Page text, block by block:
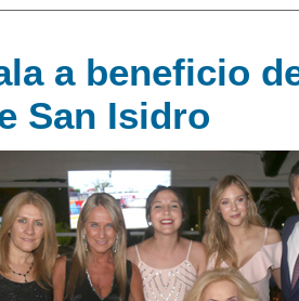
a beneficio
San Isidro